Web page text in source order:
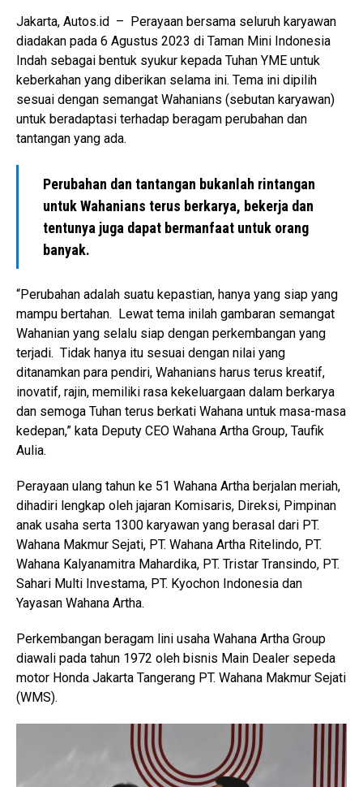
Jakarta, Autos.id – Perayaan bersama seluruh karyawan
diadakan pada 6 Agustus 2023 di Taman Mini Indonesia
Indah sebagai bentuk syukur kepada Tuhan YME untuk
keberkahan yang diberikan selama ini. Tema ini dipilih
sesuai dengan semangat Wahanians (sebutan karyawan)
untuk beradaptasi terhadap beragam perubahan dan
tantangan yang ada.
Perubahan dan tantangan bukanlah rintangan
untuk Wahanians terus berkarya, bekerja dan
tentunya juga dapat bermanfaat untuk orang
banyak.
“Perubahan adalah suatu kepastian, hanya yang siap yang
mampu bertahan. Lewat tema inilah gambaran semangat
Wahanian yang selalu siap dengan perkembangan yang
terjadi. Tidak hanya itu sesuai dengan nilai yang
ditanamkan para pendiri, Wahanians harus terus kreatif,
inovatif, rajin, memiliki rasa kekeluargaan dalam berkarya
dan semoga Tuhan terus berkati Wahana untuk masa-masa
kedepan,” kata Deputy CEO Wahana Artha Group, Taufik
Aulia.
Perayaan ulang tahun ke 51 Wahana Artha berjalan meriah,
dihadiri lengkap oleh jajaran Komisaris, Direksi, Pimpinan
anak usaha serta 1300 karyawan yang berasal dari PT.
Wahana Makmur Sejati, PT. Wahana Artha Ritelindo, PT.
Wahana Kalyanamitra Mahardika, PT. Tristar Transindo, PT.
Sahari Multi Investama, PT. Kyochon Indonesia dan
Yayasan Wahana Artha.
Perkembangan beragam lini usaha Wahana Artha Group
diawali pada tahun 1972 oleh bisnis Main Dealer sepeda
motor Honda Jakarta Tangerang PT. Wahana Makmur Sejati
(WMS).